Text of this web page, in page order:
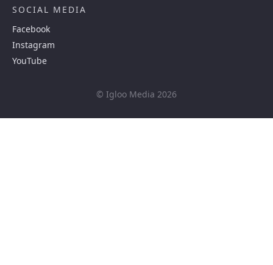
SOCIAL MEDIA
Facebook
Instagram
YouTube
© Igloo Media 2026